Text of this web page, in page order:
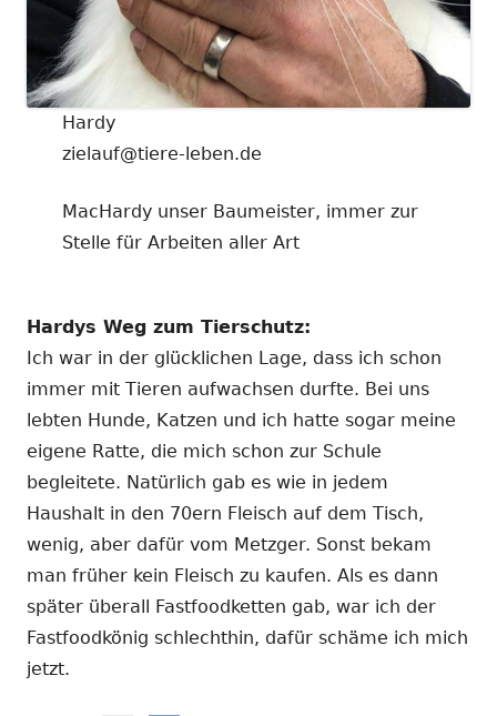
Hardy
zielauf@tiere-leben.de
MacHardy unser Baumeister, immer zur
Stelle für Arbeiten aller Art
Hardys Weg zum Tierschutz:
Ich war in der glücklichen Lage, dass ich schon
immer mit Tieren aufwachsen durfte. Bei uns
lebten Hunde, Katzen und ich hatte sogar meine
eigene Ratte, die mich schon zur Schule
begleitete. Natürlich gab es wie in jedem
Haushalt in den 70ern Fleisch auf dem Tisch,
wenig, aber dafür vom Metzger. Sonst bekam
man früher kein Fleisch zu kaufen. Als es dann
später überall Fastfoodketten gab, war ich der
Fastfoodkönig schlechthin, dafür schäme ich mich
jetzt.